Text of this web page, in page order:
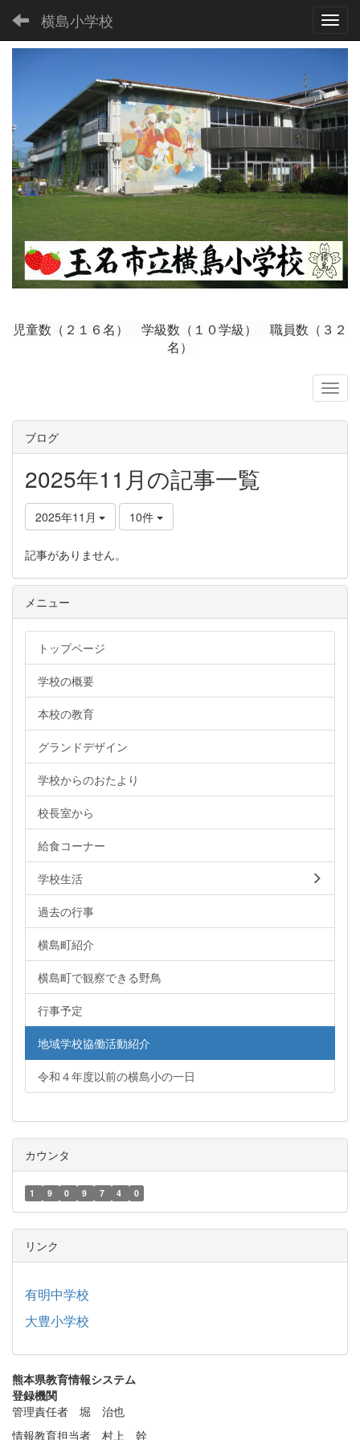
横島小学校
児童数（２１６名） 学級数（１０学級） 職員数（３２
名）
ブログ
2025年11月の記事一覧
2025年11月 10件
記事がありません。
メニュー
トップページ
学校の概要
本校の教育
グランドデザイン
学校からのおたより
校長室から
給食コーナー
学校生活
過去の行事
横島町紹介
横島町で観察できる野鳥
行事予定
地域学校協働活動紹介
令和４年度以前の横島小の一日
カウンタ
1 9 0 9 7 4 0
リンク
有明中学校
大豊小学校
熊本県教育情報システム
登録機関
管理責任者 堀 治也
情報教育担当者 村上 幹